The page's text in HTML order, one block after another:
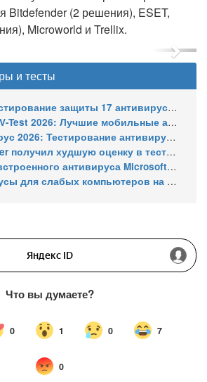
Bitdefender (2 решения), ESET,
Microworld и Trellix.
Next
и тесты
17 антивирусов от программ-вымогателей и инфостилеров
Лучшие мобильные антивирусы для Android
антивирусов для Windows 11 – с настройками по умолчанию
оценку в тестировании 16 антивирусов для Windows
антивируса Microsoft Defender для защиты Windows ПК?
на Windows 11 – тест AV-Comparatives (апрель 2026)